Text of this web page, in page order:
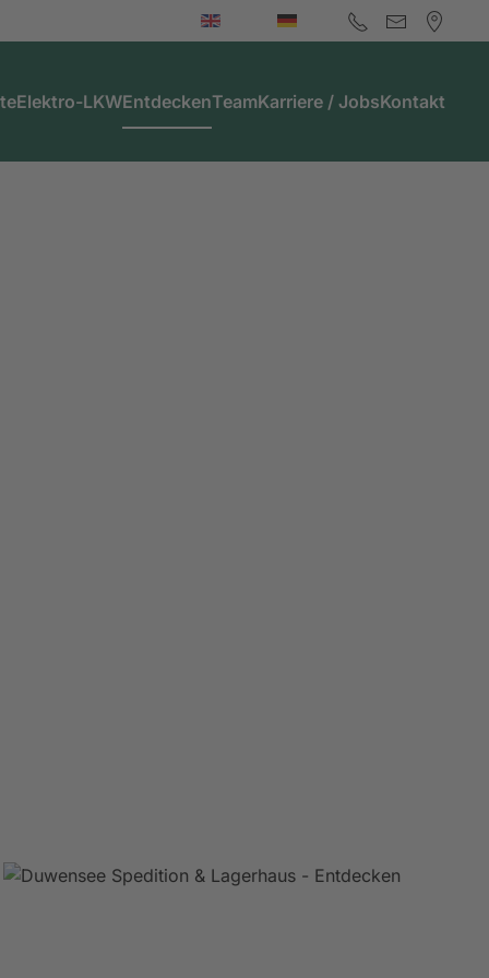
Elektro-LKWEntdeckenTeamKarriere / JobsKontakt